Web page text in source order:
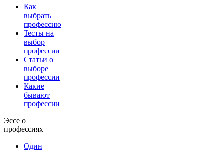
Как
выбрать
профессию
Тесты на
выбор
профессии
Статьи о
выборе
профессии
Какие
бывают
профессии
Эссе о
профессиях
Один